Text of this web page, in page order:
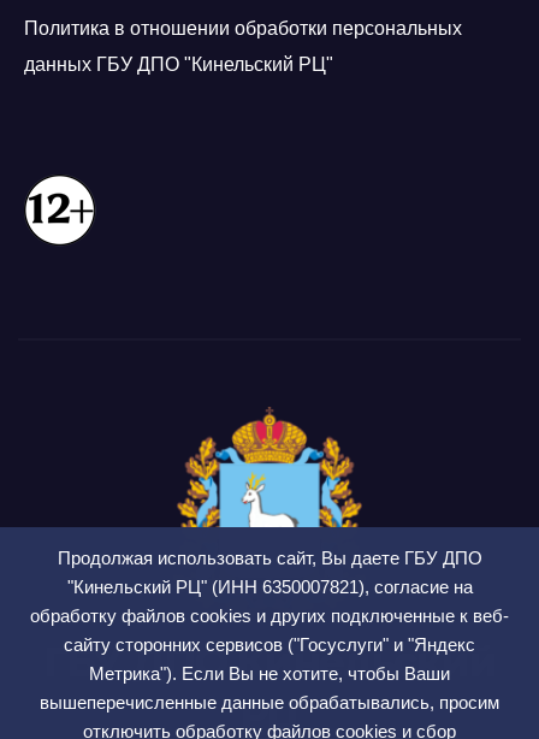
Продолжая использовать сайт, Вы даете ГБУ ДПО
"Кинельский РЦ" (ИНН 6350007821), согласие на
обработку файлов cookies и других подключенные к веб-
сайту сторонних сервисов ("Госуслуги" и "Яндекс
Метрика"). Если Вы не хотите, чтобы Ваши
вышеперечисленные данные обрабатывались, просим
отключить обработку файлов cookies и сбор
Политика в отношении обработки персональных
данных ГБУ ДПО "Кинельский РЦ"
ГБУ ДПО Кинельский
РЦ